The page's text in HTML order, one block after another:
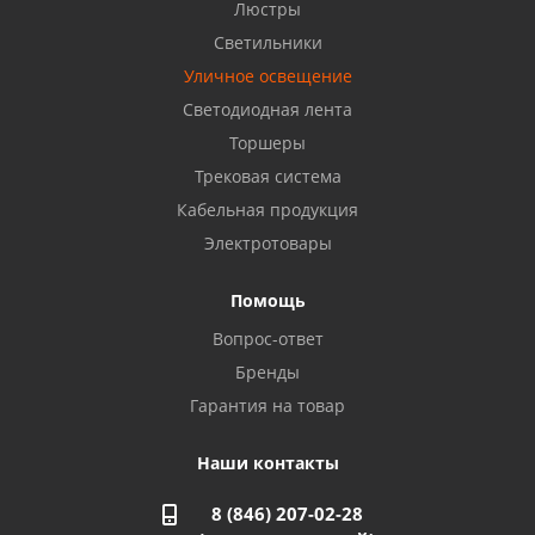
Бузулук, ул. Октябрьская, 24
Балаково, ул. Комарова, 55
Октябрьский, ул. Свердлова, 28
Азнакаево, ул. Булгар, 2. ТЦ "Акчарлак"
Стерлитамак, ул. Вокзальная, 13
Магнитогорск, ул. Труда, 14
Люстры
Светильники
Уличное освещение
Светодиодная лента
Торшеры
Трековая система
Кабельная продукция
Электротовары
Помощь
Вопрос-ответ
Бренды
Гарантия на товар
Наши контакты
8 (846) 207-02-28